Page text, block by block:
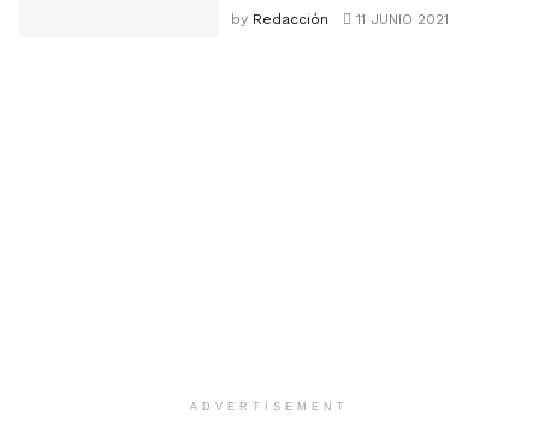
by Redacción 11 JUNIO 2021
ADVERTISEMENT